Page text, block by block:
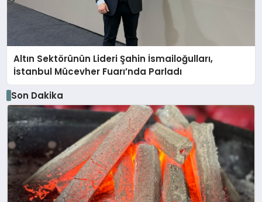
Altın Sektörünün Lideri Şahin İsmailoğulları,
İstanbul Mücevher Fuarı’nda Parladı ￼
Son Dakika